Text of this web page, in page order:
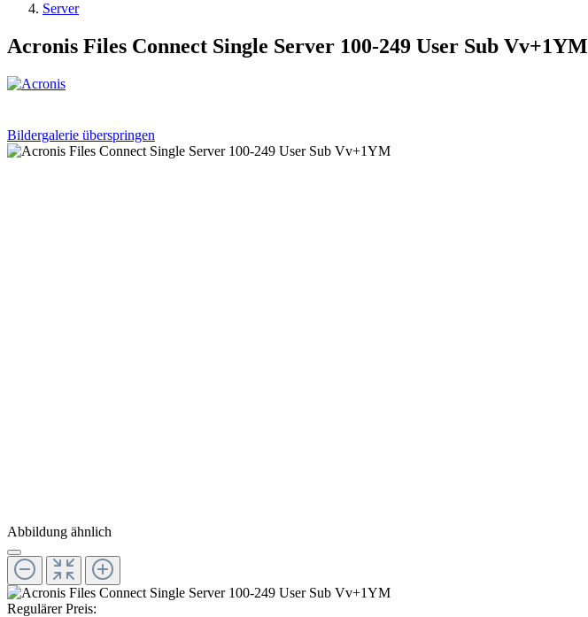
Server
Acronis Files Connect Single Server 100-249 User Sub Vv+1YM
Bildergalerie überspringen
Abbildung ähnlich
Regulärer Preis: